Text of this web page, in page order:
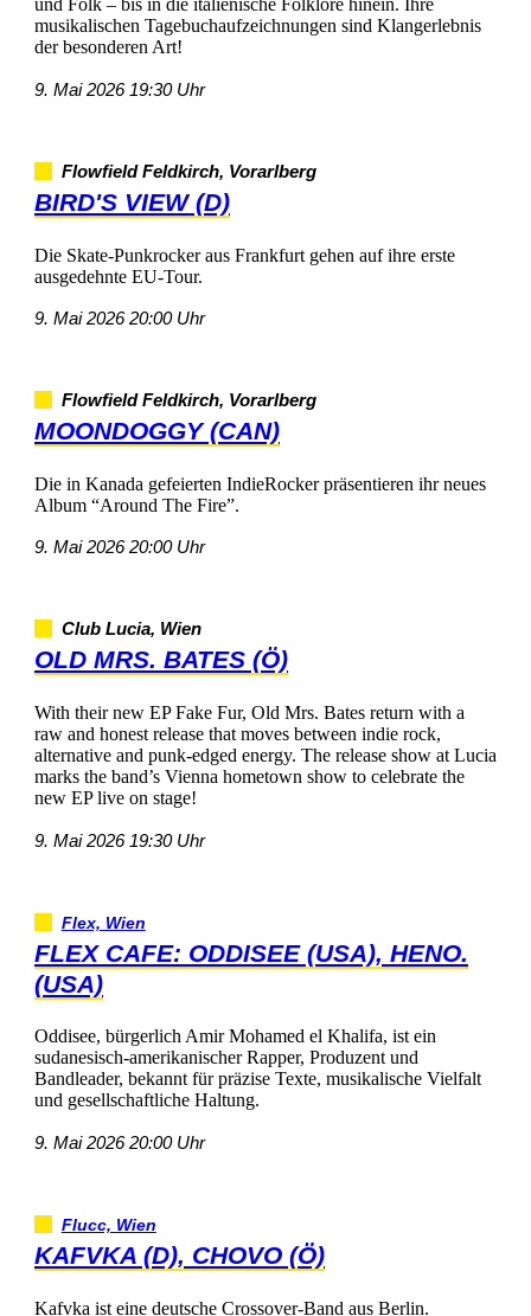
undFolk–bisindieitalienischeFolklorehinein.Ihre
musikalischenTagebuchaufzeichnungensindKlangerlebnis
derbesonderenArt!
9.Mai202619:30Uhr
FlowfieldFeldkirch,Vorarlberg
BIRD'SVIEW(D)
DieSkate-PunkrockerausFrankfurtgehenaufihreerste
ausgedehnteEU-Tour.
9.Mai202620:00Uhr
FlowfieldFeldkirch,Vorarlberg
MOONDOGGY(CAN)
DieinKanadagefeiertenIndieRockerpräsentierenihrneues
Album“AroundTheFire”.
9.Mai202620:00Uhr
ClubLucia,Wien
OLDMRS.BATES(Ö)
WiththeirnewEPFakeFur,OldMrs.Batesreturnwitha
rawandhonestreleasethatmovesbetweenindierock,
alternativeandpunk-edgedenergy.ThereleaseshowatLucia
markstheband’sViennahometownshowtocelebratethe
newEPliveonstage!
9.Mai202619:30Uhr
Flex,Wien
FLEXCAFE:ODDISEE(USA),HENO.
(USA)
Oddisee,bürgerlichAmirMohamedelKhalifa,istein
sudanesisch-amerikanischerRapper,Produzentund
Bandleader,bekanntfürpräziseTexte,musikalischeVielfalt
undgesellschaftlicheHaltung.
9.Mai202620:00Uhr
Flucc,Wien
KAFVKA(D),CHOVO(Ö)
KafvkaisteinedeutscheCrossover-BandausBerlin.